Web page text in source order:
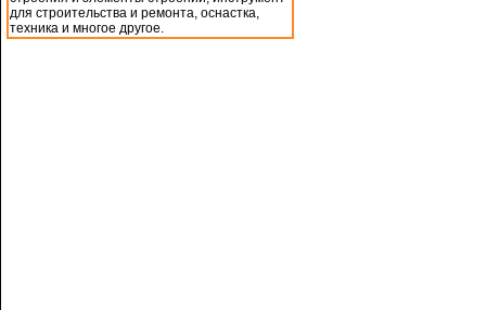
для строительства и ремонта, оснастка,
техника и многое другое.